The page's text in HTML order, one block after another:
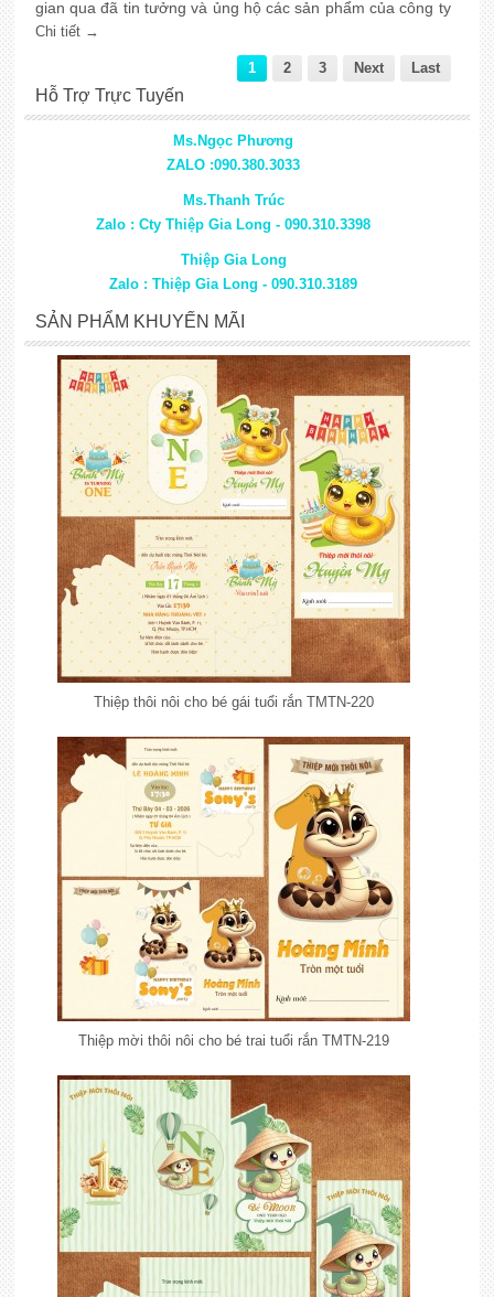
gian qua đã tin tưởng và ủng hộ các sản phẩm của công ty
mình thì nay, công ty thiệp Gia Long xin giới thiệu những
mẫu thiệp sinh nhật đẹp mới nhất cho bạn tham khảo
Chi tiết →
1 2 3 Next Last
Hỗ Trợ Trực Tuyến
Ms.Ngọc Phương
ZALO :090.380.3033
Ms.Thanh Trúc
Zalo : Cty Thiệp Gia Long - 090.310.3398
Thiệp Gia Long
Zalo : Thiệp Gia Long - 090.310.3189
SẢN PHẨM KHUYẾN MÃI
Thiệp thôi nôi cho bé gái tuổi rắn TMTN-220
Thiệp mời thôi nôi cho bé trai tuổi rắn TMTN-219